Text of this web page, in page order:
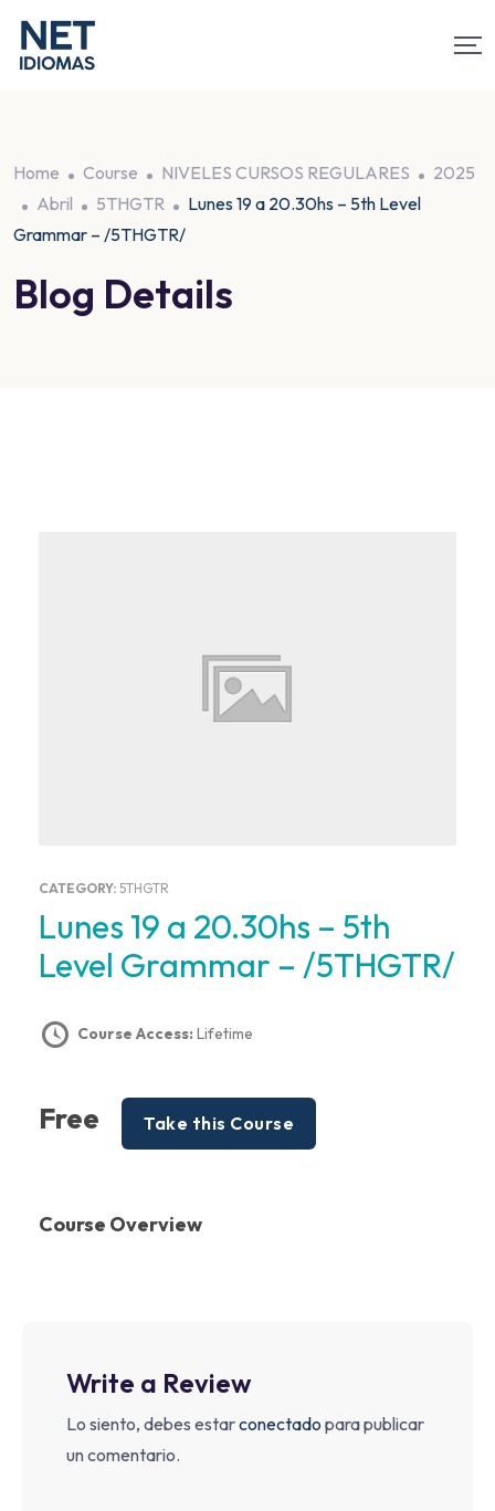
Home Course NIVELES CURSOS REGULARES
2025
Abril
5THGTR
Lunes 19 a 20.30hs – 5th Level
Grammar – /5THGTR/
Blog Details
CATEGORY: 5THGTR
Lunes 19 a 20.30hs – 5th
Level Grammar – /5THGTR/
Course Access: Lifetime
Free Take this Course
Course Overview
Write a Review
Lo siento, debes estarconectado para publicar
un comentario.